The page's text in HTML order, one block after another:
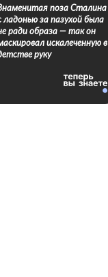
поза Сталина
ладонью за пазухой была
ради образа — так он
искалеченную в
руку